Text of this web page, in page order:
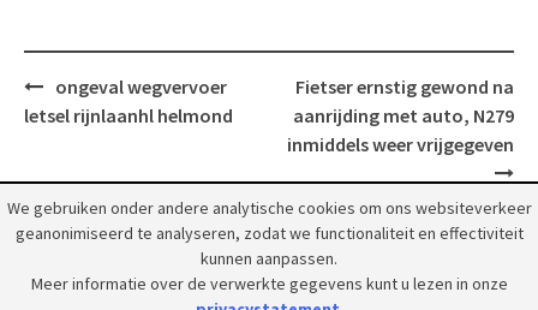
Post
navigation
ongeval wegvervoer
letsel rijnlaanhl helmond
Fietser ernstig gewond na
aanrijding met auto, N279
inmiddels weer vrijgegeven
We gebruiken onder andere analytische cookies om ons websiteverkeer
geanonimiseerd te analyseren, zodat we functionaliteit en effectiviteit
kunnen aanpassen.
Meer informatie over de verwerkte gegevens kunt u lezen in onze